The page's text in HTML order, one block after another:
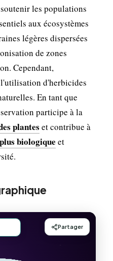
les populations
aux écosystèmes
légères dispersées
de zones
Cependant,
d'herbicides
En tant que
participe à la
plantes et contribue à
biologique et